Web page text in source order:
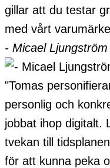
gillar att du testar
med vårt
- Micael Ljungström
"Tomas
personlig och
jobbat ihop digitalt.
tvekan till
för att kunna peka